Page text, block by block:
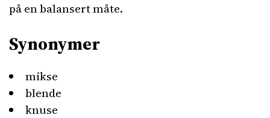
på en balansert måte.
Synonymer
mikse
blende
knuse